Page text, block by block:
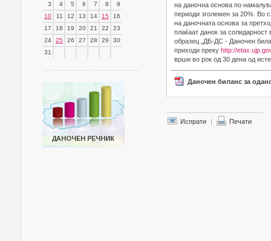
3
4 5 6 7 8
9
10
11 12 13 14 15
16
17
18 19 20 21 22
23
24
25 26 27 28 29
30
31
на даночна основа по
периоди зголемен за 20%. Во
на даночната основа за
плаќаат данок за
образец „ДБ-ДС - Даночен
приходи преку http://
врши во рок од 30 дена од
Даночен биланс за
Испрати | Печати